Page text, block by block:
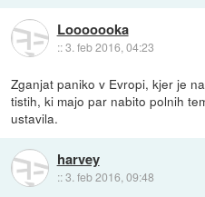
Looooooka
::3. feb 2016, 04:23
Zganjat paniko v Evropi, kjer je
tistih, ki majo par nabito polnih
ustavila.
harvey
::3. feb 2016, 09:48